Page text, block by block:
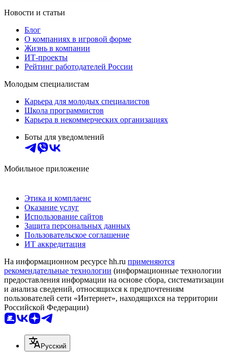
Новости и статьи
Блог
О компаниях в игровой форме
Жизнь в компании
ИТ-проекты
Рейтинг работодателей России
Молодым специалистам
Карьера для молодых специалистов
Школа программистов
Карьера в некоммерческих организациях
Боты для уведомлений
Мобильное приложение
Этика и комплаенс
Оказание услуг
Использование сайтов
Защита персональных данных
Пользовательское соглашение
ИТ аккредитация
На информационном ресурсе hh.ru применяются
рекомендательные технологии (информационные технологии
предоставления информации на основе сбора, систематизации
и анализа сведений, относящихся к предпочтениям
пользователей сети «Интернет», находящихся на территории
Российской Федерации)
Русский